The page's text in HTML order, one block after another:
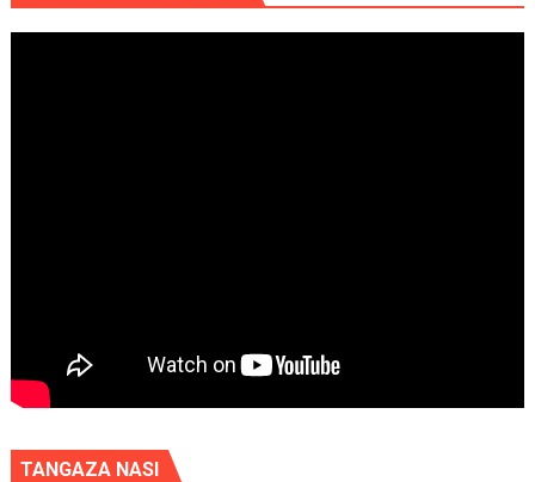
TANGAZA NASI